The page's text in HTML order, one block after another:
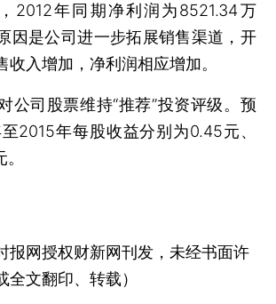
2012年同期净利润为8521.34万
因是公司进一步拓展销售渠道，开
收入增加，净利润相应增加。
司股票维持“推荐”投资评级。预
2015年每股收益分别为0.45元、
报网授权财新网刊发，未经书面许
全文翻印、转载）